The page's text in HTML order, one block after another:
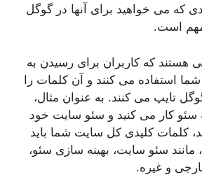
که می خواهید برای آنها در گوگل
مهم است.
هستند که کاربران برای رسیدن به
استفاده می کنند و آن کلمات را
تایپ می کنند. به عنوان مثال،
سئو کار می کنید و سئو سایت خود
کلمات کلیدی کل سایت شما باید
مانند سئو سایت، بهینه سازی سئو،
و غیره.